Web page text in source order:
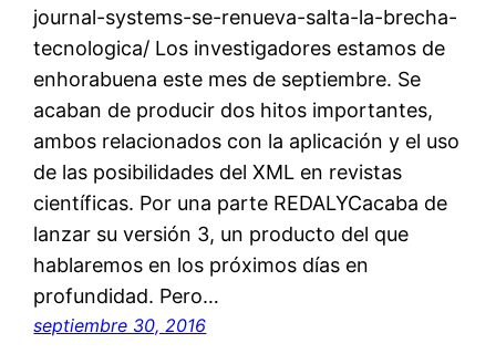
journal-systems-se-renueva-salta-la-brecha-
tecnologica/ Los investigadores estamos de
enhorabuena este mes de septiembre. Se
acaban de producir dos hitos importantes,
ambos relacionados con la aplicación y el uso
de las posibilidades del XML en revistas
científicas. Por una parte REDALYCacaba de
lanzar su versión 3, un producto del que
hablaremos en los próximos días en
profundidad. Pero…
septiembre 30, 2016